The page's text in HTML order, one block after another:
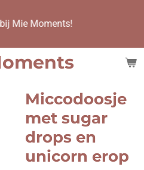
Mie Moments!
Miccodoosje
met sugar
drops en
unicorn erop